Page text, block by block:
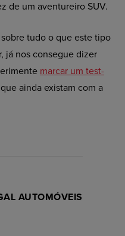
de um aventureiro SUV.
tudo o que este tipo
já nos consegue dizer
marcar um test-
ainda existam com a
AUTOMÓVEIS